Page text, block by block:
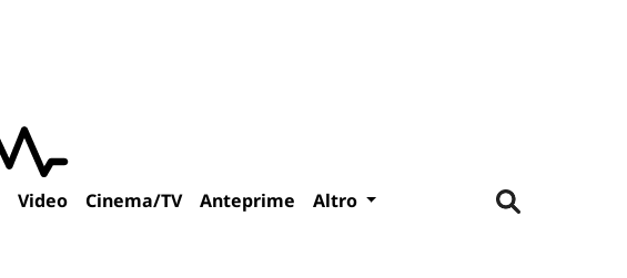
Video Cinema/TV Anteprime Altro